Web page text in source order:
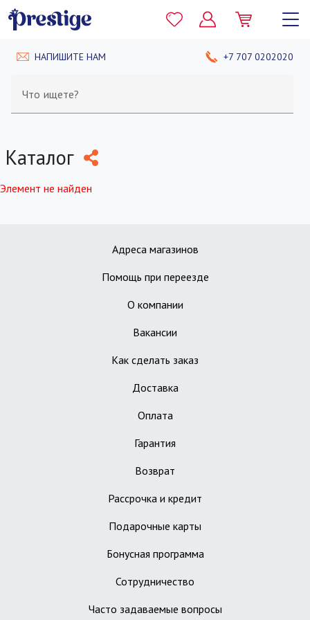
НАПИШИТЕ НАМ +7 707 0202020
Что ищете?
Каталог
Элемент не найден
Адреса магазинов
Помощь при переезде
О компании
Вакансии
Как сделать заказ
Доставка
Оплата
Гарантия
Возврат
Рассрочка и кредит
Подарочные карты
Бонусная программа
Сотрудничество
Часто задаваемые вопросы